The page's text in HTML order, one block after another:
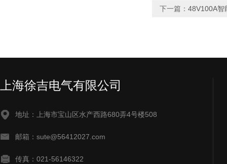
下一篇： 48V100A智
上海徐吉电气有限公司
地址：上海市宝山区水产西路680弄4号楼508
邮箱：sute@56412027.com
传真：021-56146322